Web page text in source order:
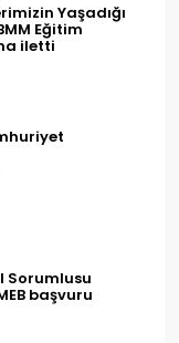
Yaşadığı
Eğitim
iletti
Sorumlusu
başvuru